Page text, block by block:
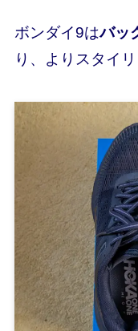
ボンダイ9はバッ
り、よりスタイ